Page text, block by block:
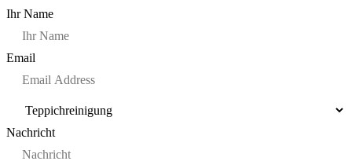
Ihr Name
Email
Nachricht